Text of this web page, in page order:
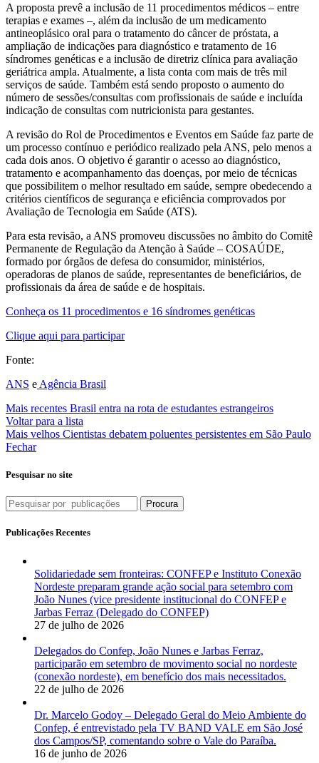
A proposta prevê a inclusão de 11 procedimentos médicos – entre
terapias e exames –, além da inclusão de um medicamento
antineoplásico oral para o tratamento do câncer de próstata, a
ampliação de indicações para diagnóstico e tratamento de 16
síndromes genéticas e a inclusão de diretriz clínica para avaliação
geriátrica ampla. Atualmente, a lista conta com mais de três mil
serviços de saúde. Também está sendo proposto o aumento do
número de sessões/consultas com profissionais de saúde e incluída
indicação de consultas com nutricionista para gestantes.
A revisão do Rol de Procedimentos e Eventos em Saúde faz parte de
um processo contínuo e periódico realizado pela ANS, pelo menos a
cada dois anos. O objetivo é garantir o acesso ao diagnóstico,
tratamento e acompanhamento das doenças, por meio de técnicas
que possibilitem o melhor resultado em saúde, sempre obedecendo a
critérios científicos de segurança e eficiência comprovados por
Avaliação de Tecnologia em Saúde (ATS).
Para esta revisão, a ANS promoveu discussões no âmbito do Comitê
Permanente de Regulação da Atenção à Saúde – COSAÚDE,
formado por órgãos de defesa do consumidor, ministérios,
operadoras de planos de saúde, representantes de beneficiários, de
profissionais da área de saúde e de hospitais.
Conheça os 11 procedimentos e 16 síndromes genéticas
Clique aqui para participar
Fonte:
ANS e Agência Brasil
Mais recentes Brasil entra na rota de estudantes estrangeiros
Voltar para a lista
Mais velhos Cientistas debatem poluentes persistentes em São Paulo
Fechar
Pesquisar no site
Procura
Publicações Recentes
Solidariedade sem fronteiras: CONFEP e Instituto Conexão
Nordeste preparam grande ação social para setembro com
João Nunes (vice presidente institucional do CONFEP e
Jarbas Ferraz (Delegado do CONFEP)
27 de julho de 2026
Delegados do Confep, João Nunes e Jarbas Ferraz,
participarão em setembro de movimento social no nordeste
(conexão nordeste), em benefício dos mais necessitados.
22 de julho de 2026
Dr. Marcelo Godoy – Delegado Geral do Meio Ambiente do
Confep, é entrevistado pela TV BAND VALE em São José
dos Campos/SP, comentando sobre o Vale do Paraíba.
16 de junho de 2026